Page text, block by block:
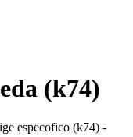
(k74)
especofico (k74) -